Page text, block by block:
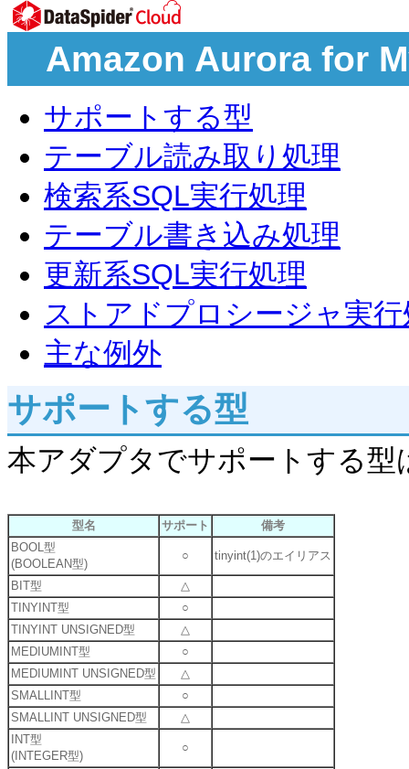
Amazon Aurora for
サポートする型
テーブル読み取り処理
検索系SQL実行処理
テーブル書き込み処理
更新系SQL実行処理
ストアドプロシージャ実
主な例外
サポートする型
本アダプタでサポートする型
型名 サポート
備考
BOOL型
(BOOLEAN型)
○ tinyint(1)のエイリアス
BIT型
△
TINYINT型
○
TINYINT UNSIGNED型
△
MEDIUMINT型
○
MEDIUMINT UNSIGNED型
△
SMALLINT型
○
SMALLINT UNSIGNED型
△
INT型
(INTEGER型)
○